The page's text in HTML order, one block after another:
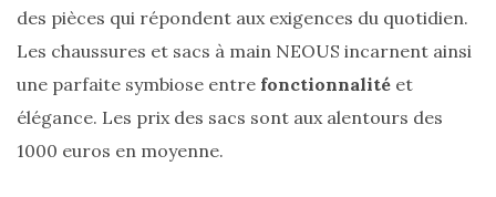
des pièces qui répondent aux exigences du quotidien.
Les chaussures et sacs à main NEOUS incarnent ainsi
une parfaite symbiose entre fonctionnalité et
élégance. Les prix des sacs sont aux alentours des
1000 euros en moyenne.